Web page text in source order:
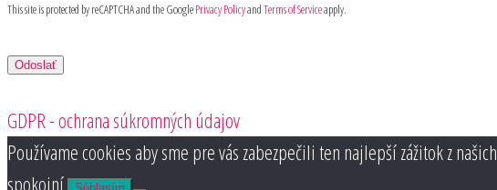
This site is protected by reCAPTCHA and the GooglePrivacy PolicyandTerms of Serviceapply.
GDPR - ochrana súkromných údajov
Používame cookies aby sme pre vás zabezpečili ten najlepší zážitok z
spokojní.